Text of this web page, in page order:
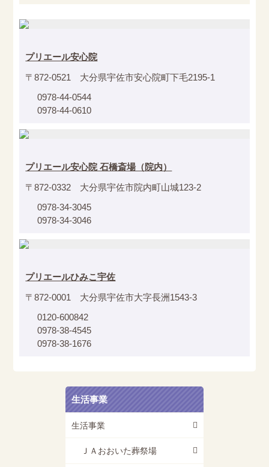
生活事業
生活事業
ＪＡおおいた葬祭場
プリエール安心院
〒872-0521 大分県宇佐市安心院町下毛2195-1
0978-44-0544
0978-44-0610
プリエール安心院 石橋斎場（院内）
〒872-0332 大分県宇佐市院内町山城123-2
0978-34-3045
0978-34-3046
プリエールひみこ宇佐
〒872-0001 大分県宇佐市大字長洲1543-3
0120-600842
0978-38-4545
0978-38-1676